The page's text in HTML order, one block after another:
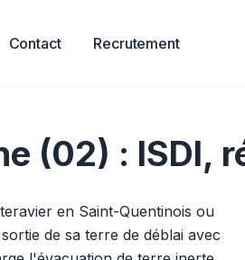
Contact Recrutement
(02) : ISDI,
en Saint-Quentinois ou
de sa terre de déblai avec